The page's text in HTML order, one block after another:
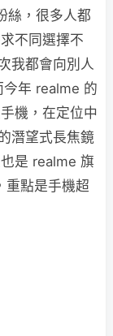
絲，很多人都
不同選擇不
我都會向別人
年 realme 的
機，在定位中
潛望式長焦鏡
是 realme 旗
重點是手機超